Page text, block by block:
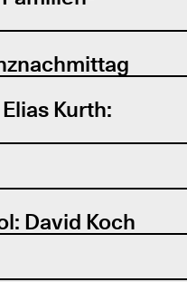
Kurth:
David Koch